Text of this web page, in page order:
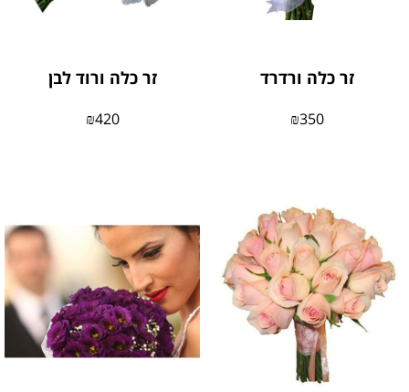
זר כלה ורדרד
₪350
זר כלה ורוד לבן
₪420